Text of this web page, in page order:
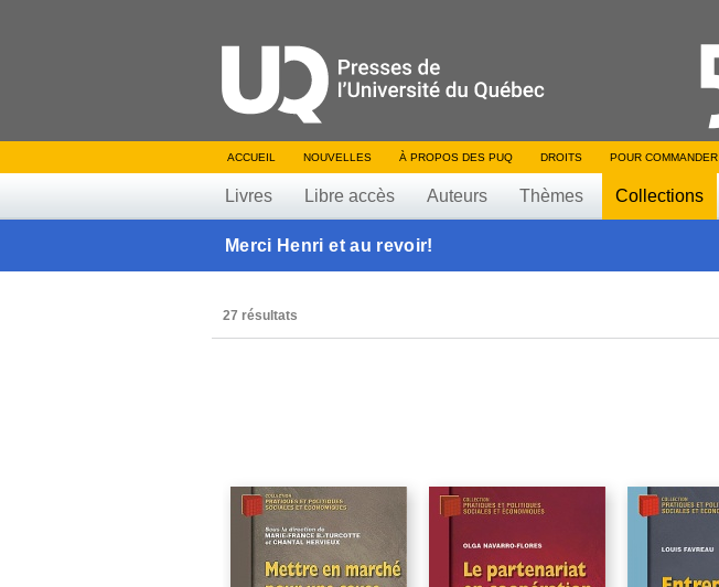
ACCUEIL NOUVELLES À PROPOS DES PUQ DROITS POUR COMMANDER
Livres Libre accès Auteurs Thèmes Collections
Merci Henri et au revoir!
27 résultats